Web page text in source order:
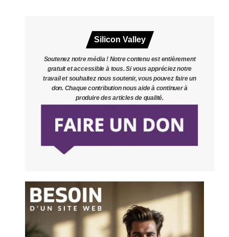
Silicon Valley
Soutenez notre média ! Notre contenu est entièrement
gratuit et accessible à tous. Si vous appréciez notre
travail et souhaitez nous soutenir, vous pouvez faire un
don. Chaque contribution nous aide à continuer à
produire des articles de qualité.